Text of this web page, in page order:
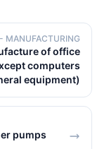
MANUFACTURING
of office
computers
equipment)
pumps